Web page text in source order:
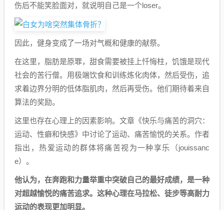
伤后不能笑脸面对，就说明自己是一个loser。
因此，健身变成了一场对气概和健康的献祭。
在这里，脂肪是原罪，甜食需要被挂上忏悔柱，饥饿是现代
社会的苦行僧。用极端饮食和训练炼化肉体，然后受伤，追
求着边界分明的低体脂肌肉，然后再受伤。他们期待着来自
算法的奖励。
这里也存在心理上的因素影响。文章《快乐与痛苦的洞穴：
运动、性癖和快感》中讨论了运动、痛苦愉悦的关系。作者
指出，热爱运动的群体将痛苦视为一种享乐（jouissanc
e）。
他认为，在奔跑和力量举重中突破自己的最好成绩，是一种
对超越愉悦的痛苦追求。这种心理在马拉松、徒步等高耐力
运动的表现更加明显。